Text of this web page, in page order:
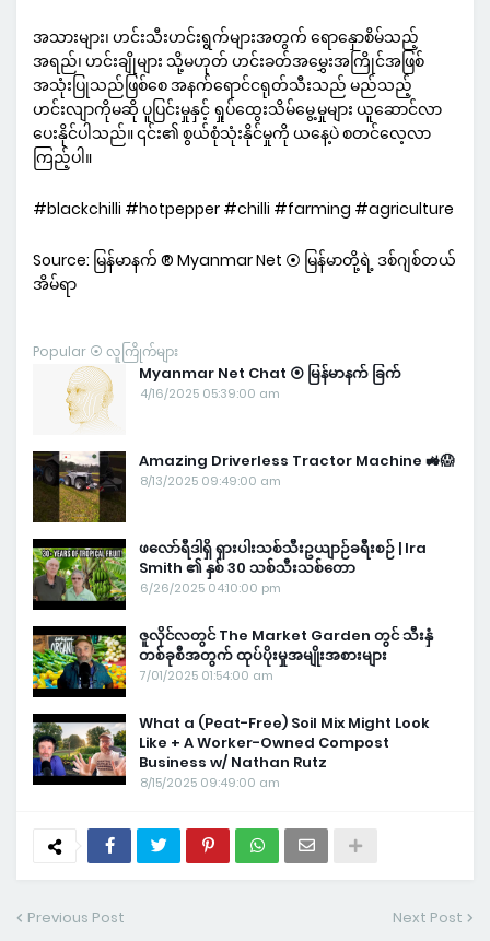
အသားများ၊ ဟင်းသီးဟင်းရွက်များအတွက် ရောနှောစိမ်သည့်
အရည်၊ ဟင်းချိုများ သို့မဟုတ် ဟင်းခတ်အမွှေးအကြိုင်အဖြစ်
အသုံးပြုသည်ဖြစ်စေ အနက်ရောင်ငရုတ်သီးသည် မည်သည့်
ဟင်းလျာကိုမဆို ပူပြင်းမှုနှင့် ရှုပ်ထွေးသိမ်မွေ့မှုများ ယူဆောင်လာ
ပေးနိုင်ပါသည်။ ၎င်း၏ စွယ်စုံသုံးနိုင်မှုကို ယနေ့ပဲ စတင်လေ့လာ
ကြည့်ပါ။
#blackchilli #hotpepper #chilli #farming #agriculture
Source: မြန်မာနက် ® Myanmar Net ⦿ မြန်မာတို့ရဲ့ ဒစ်ဂျစ်တယ်
အိမ်ရာ
Popular ⦿ လူကြိုက်များ
Myanmar Net Chat ⦿ မြန်မာနက် ခြက်
4/16/2025 05:39:00 am
Amazing Driverless Tractor Machine 🚜😱
8/13/2025 09:49:00 am
ဖလော်ရီဒါရှိ ရှားပါးသစ်သီးဥယျာဉ်ခရီးစဉ် | Ira
Smith ၏ နှစ် 30 သစ်သီးသစ်တော
6/26/2025 04:10:00 pm
ဇူလိုင်လတွင် The Market Garden တွင် သီးနှံ
တစ်ခုစီအတွက် ထုပ်ပိုးမှုအမျိုးအစားများ
7/01/2025 01:54:00 am
What a (Peat-Free) Soil Mix Might Look
Like + A Worker-Owned Compost
Business w/ Nathan Rutz
8/15/2025 09:49:00 am
Previous Post Next Post